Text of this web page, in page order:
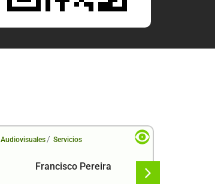
Audiovisuales / Servicios
Francisco Pereira